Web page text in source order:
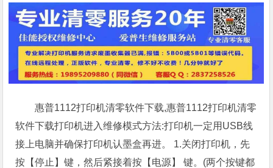
惠普1112打印机清零软件下载,惠普1112打印机清零
软件下载打印机进入维修模式方法:打印机一定用USB线
接上电脑并确保打印机认墨盒再进。 1.关闭打印机，先
按【停止】键，然后紧接着按【电源】 键。(两个按键都